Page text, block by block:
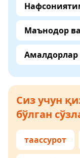
Маънодор
Амалдорлар
Сиз учун
бўлган
таассурот